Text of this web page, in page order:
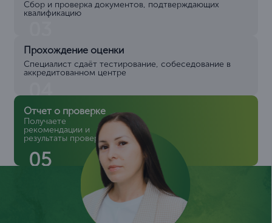
Сбор и проверка документов, подтверждающих
квалификацию
Прохождение оценки
Специалист сдаёт тестирование, собеседование в
аккредитованном центре
04
Отчет о проверке
Получаете
рекомендации и
результаты проверки
05